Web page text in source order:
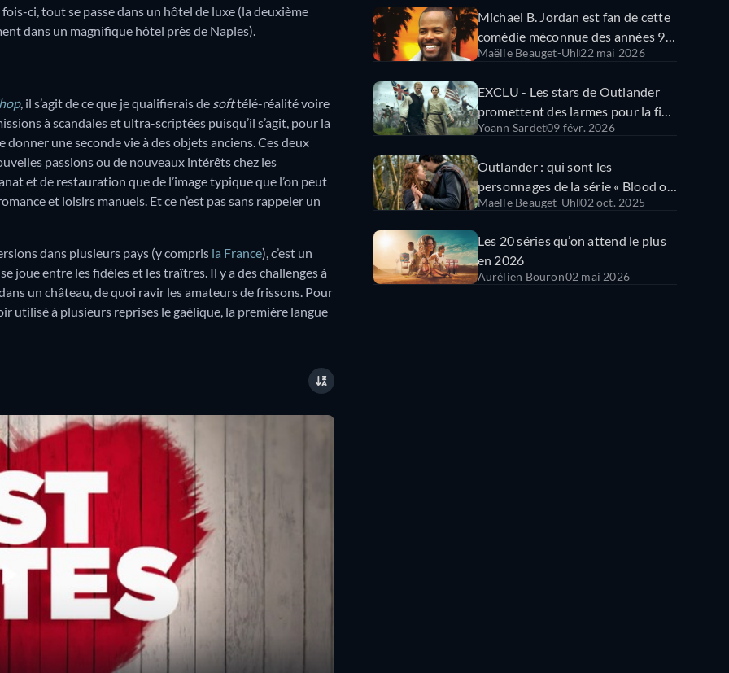
ci, tout se passe dans un hôtel de luxe (la deuxième
dans un magnifique hôtel près de Naples).
, il s’agit de ce que je qualifierais de softtélé-réalité voire
à scandales et ultra-scriptées puisqu’il s’agit, pour la
une seconde vie à des objets anciens. Ces deux
passions ou de nouveaux intérêts chez les
et de restauration que de l’image typique que l’on peut
et loisirs manuels. Et ce n’est pas sans rappeler un
dans plusieurs pays (y compris la France), c’est un
joue entre les fidèles et les traîtres. Il y a des challenges à
un château, de quoi ravir les amateurs de frissons. Pour
utilisé à plusieurs reprises le gaélique, la première langue
Michael B. Jordan est fan de cette
comédie méconnue des années 90
!
Maëlle Beauget-Uhl22 mai 2026
EXCLU - Les stars de Outlander
promettent des larmes pour la fin
de la série Netflix
Yoann Sardet09 févr. 2026
Outlander : qui sont les
personnages de la série « Blood of
my Blood » ?
Maëlle Beauget-Uhl02 oct. 2025
Les 20 séries qu’on attend le plus
en 2026
Aurélien Bouron02 mai 2026